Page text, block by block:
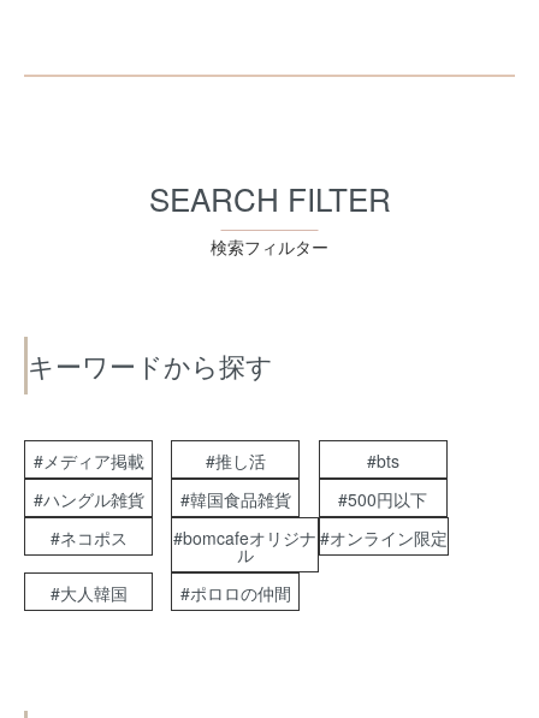
SEARCH FILTER
検索フィルター
キーワードから探す
#メディア掲載 #推し活
#bts
#ハングル雑貨
#韓国食品雑貨
#500円以下
#ネコポス
#bomcafeオリジナ
ル
#オンライン限定
#大人韓国 #ポロロの仲間